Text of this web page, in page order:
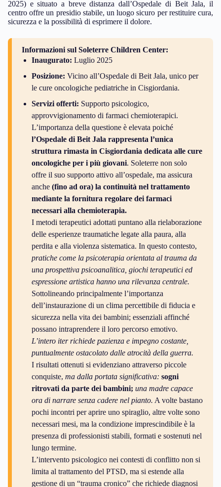
2025) e situato a breve distanza dall’Ospedale di Beit Jala, il
centro offre un presidio stabile, un luogo sicuro per restituire cura,
sicurezza e la possibilità di esprimere il dolore.
Informazioni sul Soleterre Children Center:
Inaugurato: Luglio 2025
Posizione: Vicino all’Ospedale di Beit Jala, unico per
le cure oncologiche pediatriche in Cisgiordania.
Servizi offerti: Supporto psicologico,
approvvigionamento di farmaci chemioterapici.
L’importanza della questione è elevata poiché
l’Ospedale di Beit Jala rappresenta l’unica
struttura rimasta in Cisgiordania dedicata alle cure
oncologiche per i più giovani. Soleterre non solo
offre il suo supporto attivo all’ospedale, ma assicura
anche (fino ad ora) la continuità nel trattamento
mediante la fornitura regolare dei farmaci
necessari alla chemioterapia.
I metodi terapeutici adottati puntano alla rielaborazione
delle esperienze traumatiche legate alla paura, alla
perdita e alla violenza sistematica. In questo contesto,
pratiche come la psicoterapia orientata al trauma da
una prospettiva psicoanalitica, giochi terapeutici ed
espressione artistica hanno una rilevanza centrale.
Sottolineando principalmente l’importanza
dell’instaurazione di un clima percettibile di fiducia e
sicurezza nella vita dei bambini; essenziali affinché
possano intraprendere il loro percorso emotivo.
L’intero iter richiede pazienza e impegno costante,
puntualmente ostacolato dalle atrocità della guerra.
I risultati ottenuti si evidenziano attraverso piccole
conquiste, ma dalla portata significativa: sogni
ritrovati da parte dei bambini; una madre capace
ora di narrare senza cadere nel pianto. A volte bastano
pochi incontri per aprire uno spiraglio, altre volte sono
necessari mesi, ma la condizione imprescindibile è la
presenza di professionisti stabili, formati e sostenuti nel
lungo termine.
L’intervento psicologico nei contesti di conflitto non si
limita al trattamento del PTSD, ma si estende alla
gestione di un “trauma cronico” che richiede diagnosi